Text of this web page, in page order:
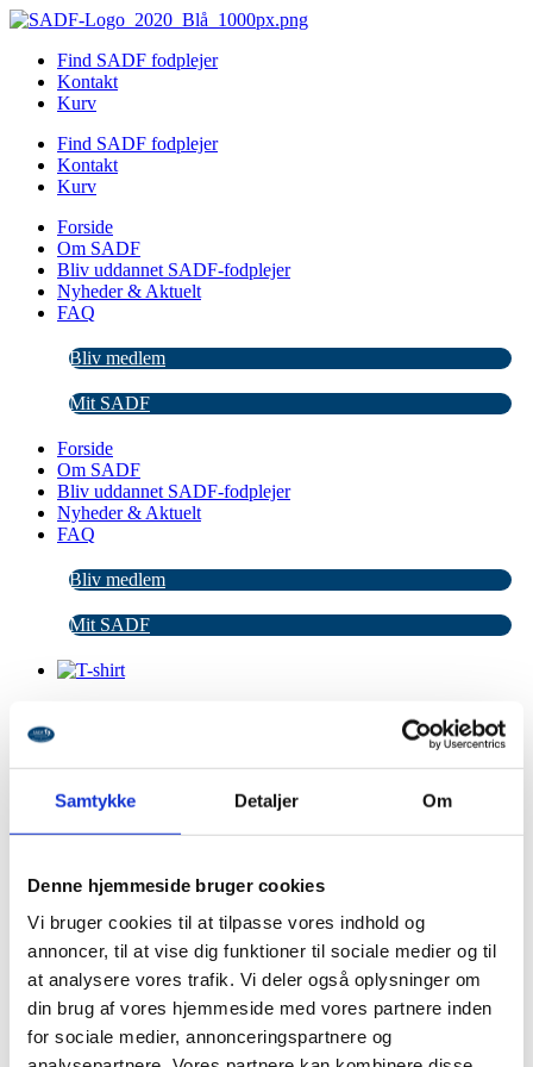
Samtykke Detaljer Om
Denne hjemmeside bruger cookies
Vi bruger cookies til at tilpasse vores indhold og
annoncer, til at vise dig funktioner til sociale medier og til
at analysere vores trafik. Vi deler også oplysninger om
din brug af vores hjemmeside med vores partnere inden
for sociale medier, annonceringspartnere og
Videre
indholdFind SADF fodplejer
Kontakt
Kurv
Find SADF fodplejer
Kontakt
Kurv
Forside
Om SADF
Bliv uddannet SADF-fodplejer
Nyheder & Aktuelt
FAQ
Bliv medlem
Mit SADF
Forside
Om SADF
Bliv uddannet SADF-fodplejer
Nyheder & Aktuelt
FAQ
Bliv medlem
Mit SADF
Postkort
Plakater(3)
Merchandise, bog og lydbog(5)